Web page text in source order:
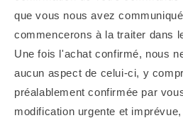
que vous nous avez
commencerons à la traiter dans
Une fois l'achat confirmé, nous
aucun aspect de celui-ci, y
préalablement confirmée par
modification urgente et